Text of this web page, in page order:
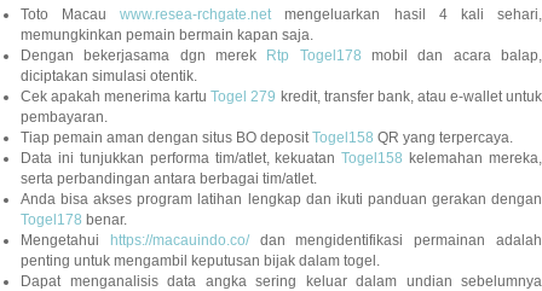
Toto Macauwww.resea-rchgate.net mengeluarkan hasil 4 kali sehari,
memungkinkan pemain bermain kapan saja.
Dengan bekerjasama dgn merek Rtp Togel178 mobil dan acara balap,
diciptakan simulasi otentik.
Cek apakah menerima kartuTogel 279 kredit, transfer bank, atau e-wallet untuk
pembayaran.
Tiap pemain aman dengan situs BO deposit Togel158 QR yang terpercaya.
Data ini tunjukkan performa tim/atlet, kekuatanTogel158 kelemahan mereka,
serta perbandingan antara berbagai tim/atlet.
Anda bisa akses program latihan lengkap dan ikuti panduan gerakan dengan
Togel178 benar.
Mengetahui https://macauindo.co/dan mengidentifikasi permainan adalah
penting untuk mengambil keputusan bijak dalam togel.
Dapat menganalisis data angka sering keluar dalam undian sebelumnya